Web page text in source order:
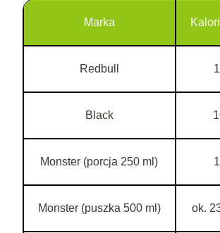
Marka
Redbull
Black
Monster (porcja 250 ml)
Monster (puszka 500 ml) ok.